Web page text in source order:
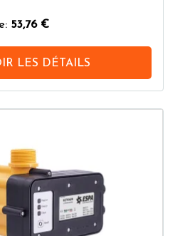
53,76 €
LES DÉTAILS